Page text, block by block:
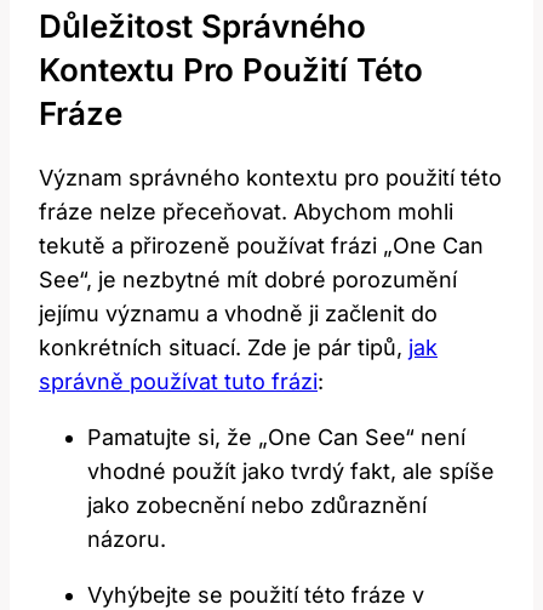
Důležitost Správného
Kontextu Pro Použití Této
Fráze
Význam správného kontextu pro použití této
fráze nelze přeceňovat. Abychom mohli
tekutě a přirozeně používat frázi „One Can
See“, je nezbytné mít dobré porozumění
jejímu významu a vhodně ji začlenit do
konkrétních situací. Zde je pár tipů, jak
správně používat tuto frázi:
Pamatujte si, že „One Can See“ není
vhodné použít jako tvrdý fakt, ale spíše
jako zobecnění nebo zdůraznění
názoru.
Vyhýbejte se použití této fráze v